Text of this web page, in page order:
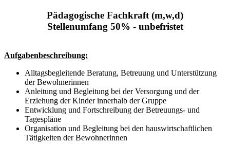
Pädagogische Fachkraft (m,w,d)
Stellenumfang 50% - unbefristet
Aufgabenbeschreibung:
Alltagsbegleitende Beratung, Betreuung und Unterstützung
der Bewohnerinnen
Anleitung und Begleitung bei der Versorgung und der
Erziehung der Kinder innerhalb der Gruppe
Entwicklung und Fortschreibung der Betreuungs- und
Tagespläne
Organisation und Begleitung bei den hauswirtschaftlichen
Tätigkeiten der Bewohnerinnen